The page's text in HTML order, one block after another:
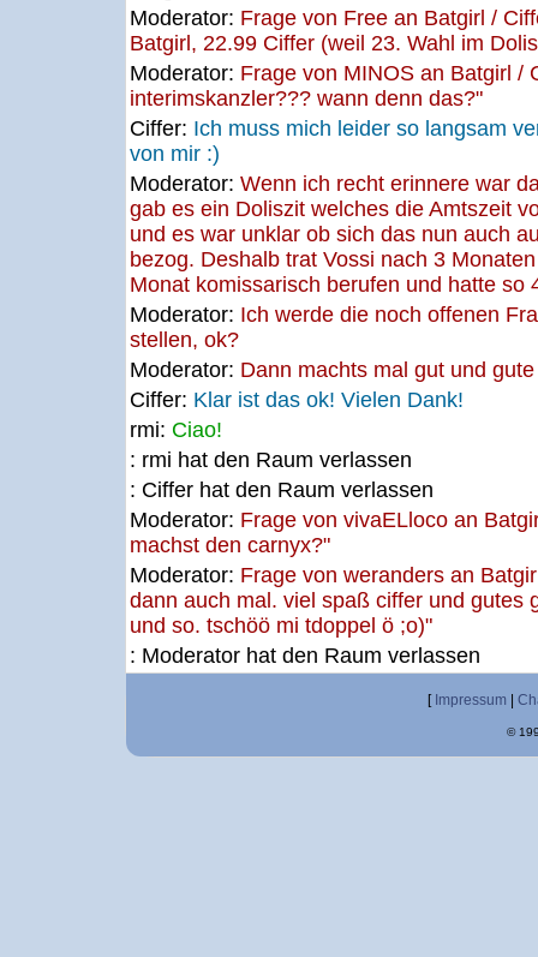
Moderator: Frage von Free an Batgirl /
Batgirl, 22.99 Ciffer (weil 23. Wahl im
Moderator: Frage von MINOS an Batgirl
interimskanzler??? wann denn das?"
Ciffer: Ich muss mich leider so langsam
von mir :)
Moderator: Wenn ich recht erinnere war
gab es ein Doliszit welches die Amtszeit
und es war unklar ob sich das nun auch
bezog. Deshalb trat Vossi nach 3
Monat komissarisch berufen und hatte so
Moderator: Ich werde die noch offenen
stellen, ok?
Moderator: Dann machts mal gut und
Ciffer: Klar ist das ok! Vielen Dank!
rmi: Ciao!
: rmi hat den Raum verlassen
: Ciffer hat den Raum verlassen
Moderator: Frage von vivaELloco an
machst den carnyx?"
Moderator: Frage von weranders an
dann auch mal. viel spaß ciffer und gutes
und so. tschöö mi tdoppel ö ;o)"
: Moderator hat den Raum verlassen
[ Impressum
©